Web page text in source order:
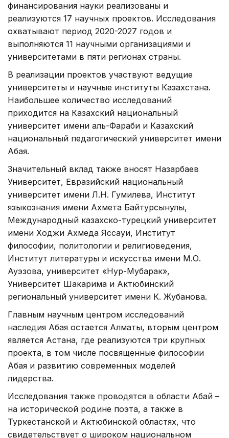
финансирования науки реализованы и
реализуются 17 научных проектов. Исследования
охватывают период 2020-2027 годов и
выполняются 11 научными организациями и
университетами в пяти регионах страны.
В реализации проектов участвуют ведущие
университеты и научные институты Казахстана.
Наибольшее количество исследований
приходится на Казахский национальный
университет имени аль-Фараби и Казахский
национальный педагогический университет имени
Абая.
Значительный вклад также вносят Назарбаев
Университет, Евразийский национальный
университет имени Л.Н. Гумилева, Институт
языкознания имени Ахмета Байтурсынулы,
Международный казахско-турецкий университет
имени Ходжи Ахмеда Яссауи, Институт
философии, политологии и религиоведения,
Институт литературы и искусства имени М.О.
Ауэзова, университет «Нур-Мубарак»,
Университет Шакарима и Актюбинский
региональный университет имени К. Жубанова.
Главным научным центром исследований
наследия Абая остается Алматы, вторым центром
является Астана, где реализуются три крупных
проекта, в том числе посвященные философии
Абая и развитию современных моделей
лидерства.
Исследования также проводятся в области Абай –
на исторической родине поэта, а также в
Туркестанской и Актюбинской областях, что
свидетельствует о широком национальном